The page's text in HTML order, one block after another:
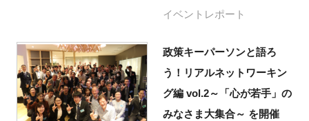
イベントレポート
政策キーパーソンと語ろ
う！リアルネットワーキン
グ編 vol.2～「心が若手」の
みなさま大集合～ を開催